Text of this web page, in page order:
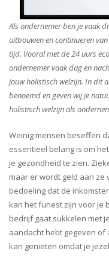
Als ondernemer ben je vaak
uitbouwen en continueren
tijd. Vooral met de 24 uurs
ondernemer vaak dag en
jouw holistisch welzijn. In dit
benoemd en geven wij je
holistisch welzijn als
Weinig mensen beseffen
essentieel belang is om
je gezondheid te zien.
maar er wordt geld aan
bedoeling dat de
kan het funest zijn voor je
bedrijf gaat sukkelen met
aandacht hebt gegeven of
kan genieten omdat je